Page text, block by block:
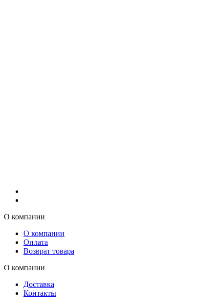
О компании
О компании
Оплата
Возврат товара
О компании
Доставка
Контакты